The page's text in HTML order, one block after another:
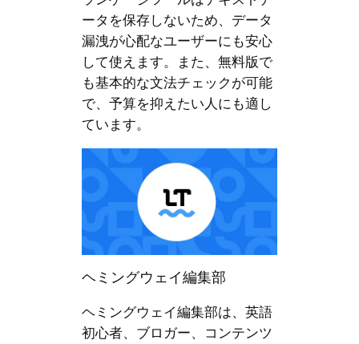
ータを保存しないため、データ
漏洩が心配なユーザーにも安心
して使えます。また、無料版で
も基本的な文法チェックが可能
で、予算を抑えたい人にも適し
ています。
ヘミングウェイ編集部
ヘミングウェイ編集部は、英語
初心者、ブロガー、コンテンツ